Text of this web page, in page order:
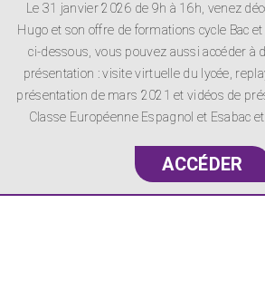
Le 31 janvier 2026 de 9h à 16h, venez
Hugo et son offre de formations cycle Bac et
ci-dessous, vous pouvez aussi accéder à
présentation : visite virtuelle du lycée,
présentation de mars 2021 et vidéos de
Classe Européenne Espagnol et Esabac et
ACCÉDER